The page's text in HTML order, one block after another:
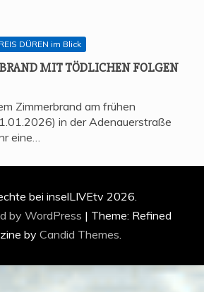
DÜREN im Blick
MIT TÖD­LI­CHEN FOLGEN
Zimmerbrand am frühen
in der Adenauerstraße
eine…
bei inselLIVEtv 2026.
by WordPress | Theme: Refined
by Candid Themes